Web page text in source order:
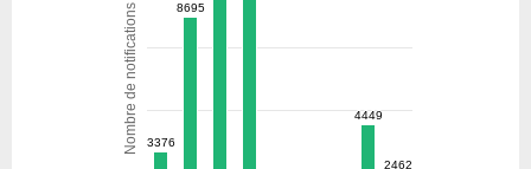
Nombre de notifications 3376
3376
8695
8695
4449
4449
2462
2462